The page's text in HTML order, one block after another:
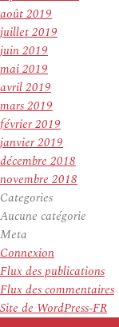
août 2019
juillet 2019
juin 2019
mai 2019
avril 2019
mars 2019
février 2019
janvier 2019
décembre 2018
novembre 2018
Categories
Aucune catégorie
Meta
Connexion
Flux des publications
Flux des commentaires
Site de WordPress-FR